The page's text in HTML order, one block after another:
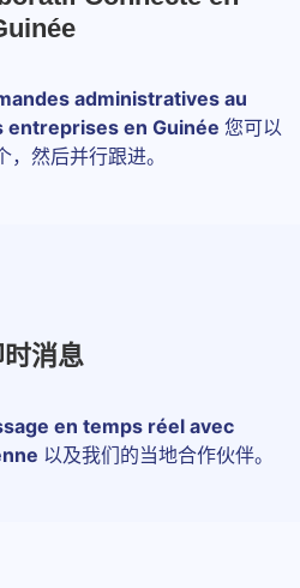
administratives au
en Guinée 您可以
，然后并行跟进。
时消息
en temps réel avec
以及我们的当地合作伙伴。